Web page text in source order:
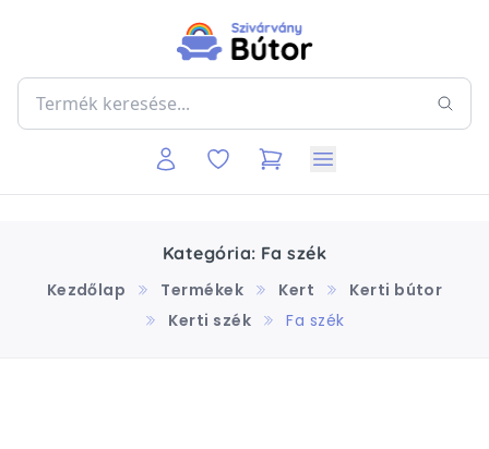
Kategória: Fa szék
Kezdőlap
Termékek Kert
Kerti bútor
Kerti szék
Fa szék